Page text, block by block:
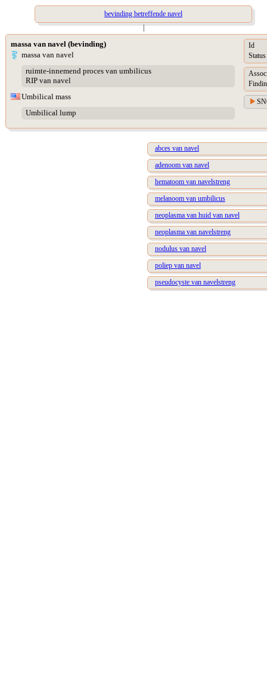
bevinding betreffende navel
|
massa van navel (bevinding)
massa van navel
ruimte-innemend proces van umbilicus
RIP van navel
Umbilical mass
Umbilical lump
Id
Status
abces van navel
adenoom van navel
hematoom van navelstreng
melanoom van umbilicus
neoplasma van huid van navel
neoplasma van navelstreng
nodulus van navel
poliep van navel
pseudocyste van navelstreng